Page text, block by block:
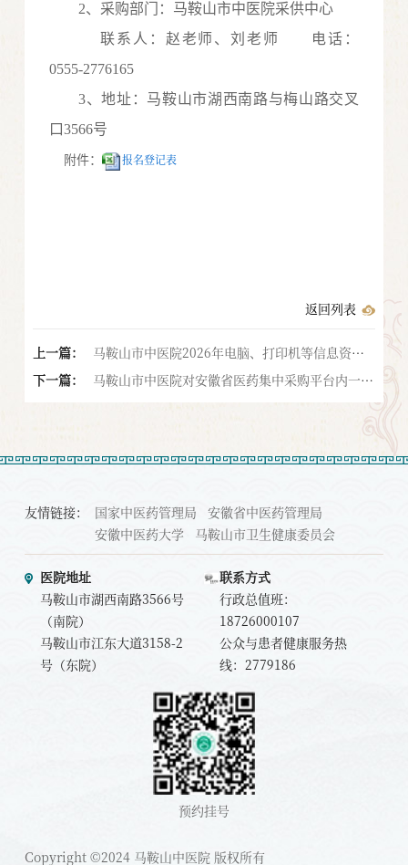
2、采购部门：马鞍山市中医院采供中心
联系人： 赵老师、刘老师
电话：
0555-2776165
3、地址：马鞍山市湖西南路与梅山路交叉
口3566号
附件： 报名登记表
返回列表
上一篇：
马鞍山市中医院2026年电脑、打印机等信息资产
采购及安装询比结果公示
下一篇：
马鞍山市中医院对安徽省医药集中采购平台内一次
性使用换药包询比的通告
友情链接： 国家中医药管理局
安徽省中医药管理局
安徽中医药大学
马鞍山市卫生健康委员会
医院地址
马鞍山市湖西南路3566号
（南院）
马鞍山市江东大道3158-2
号（东院）
联系方式
行政总值班：
18726000107
公众与患者健康服务热
线：2779186
预约挂号
Copyright ©2024 马鞍山中医院 版权所有